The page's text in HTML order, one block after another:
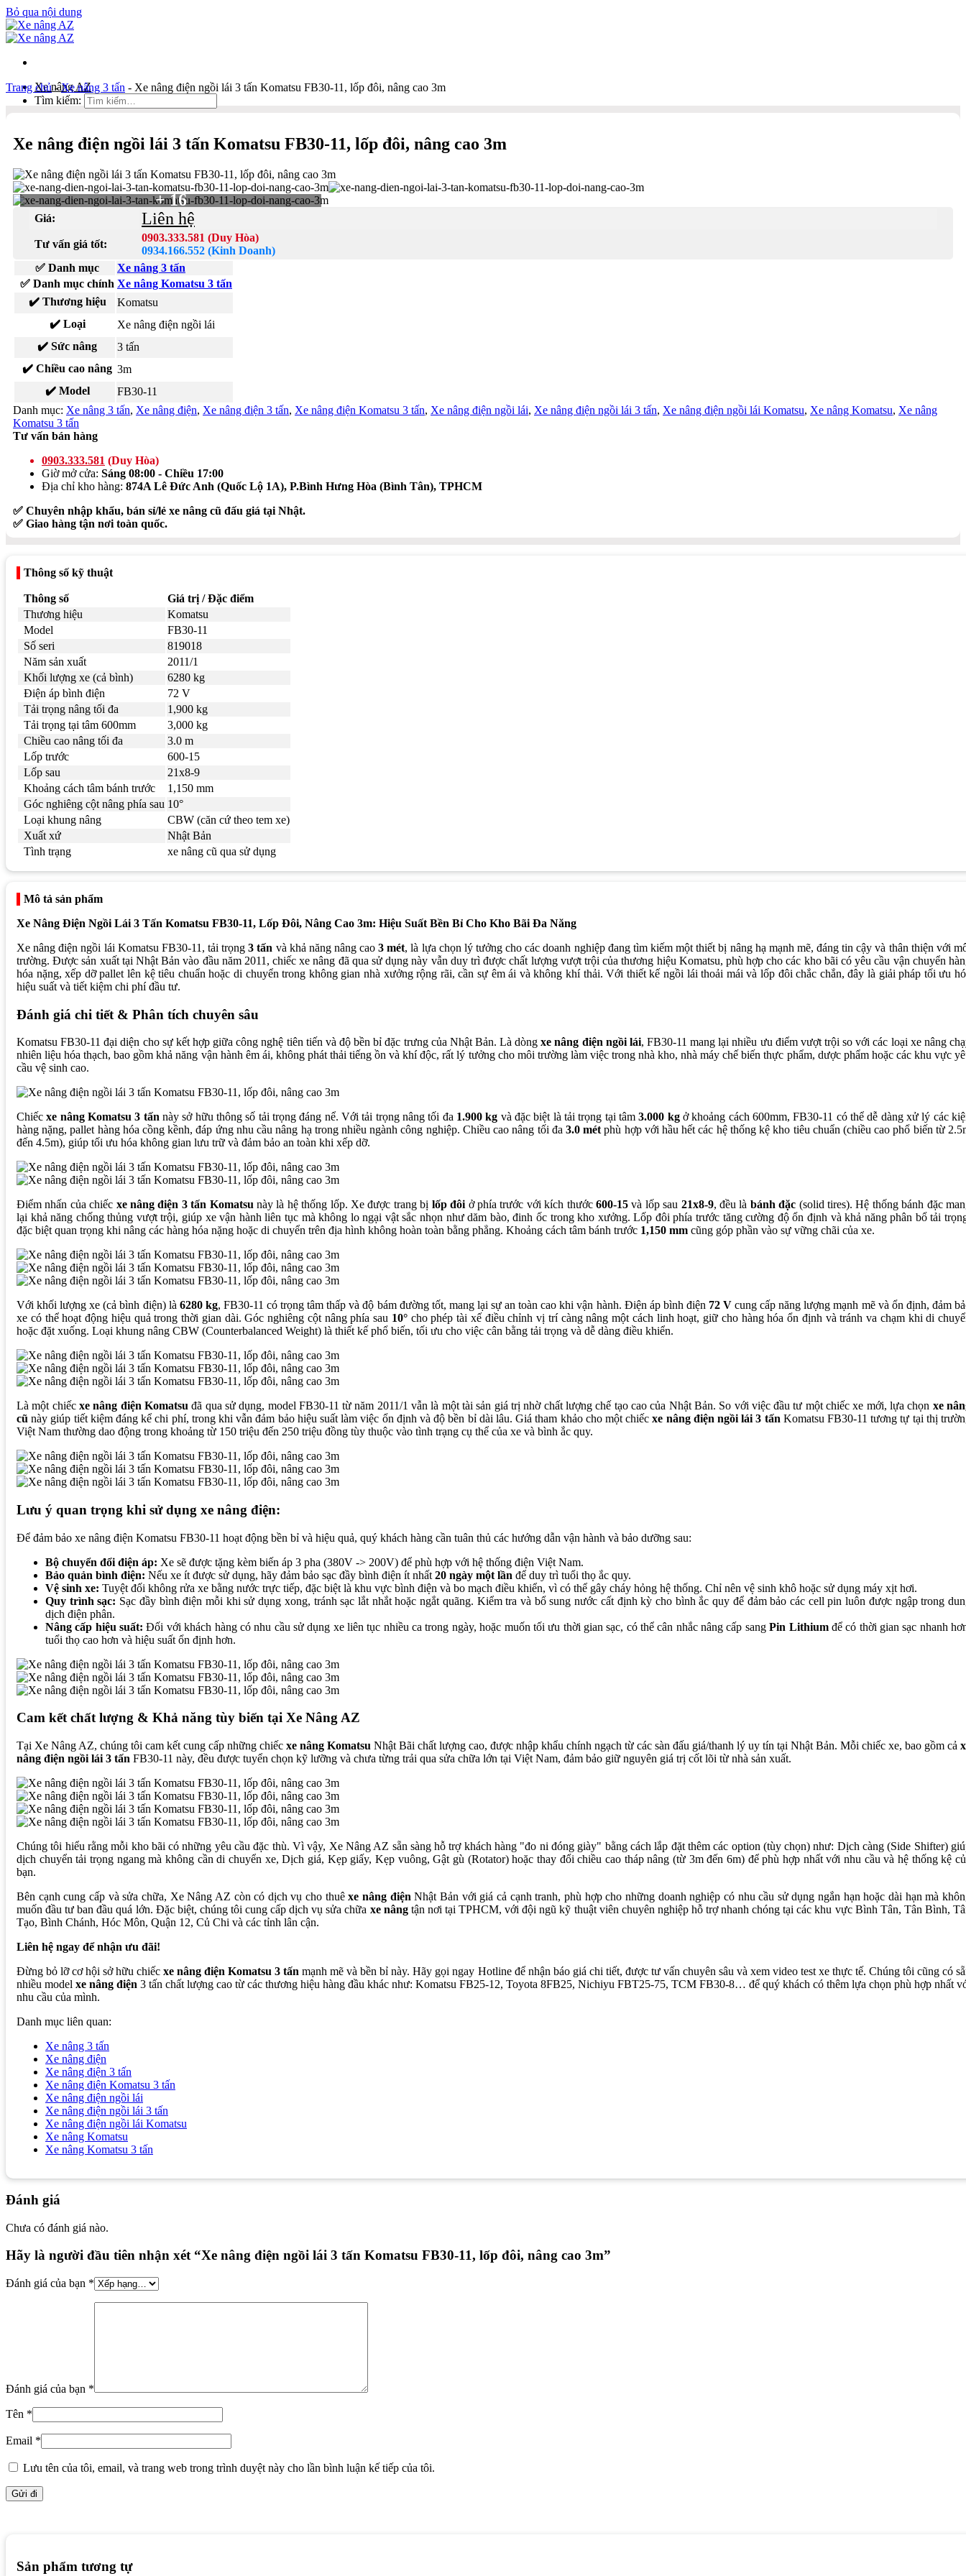
Bỏ qua nội dung
Xe nâng AZ
Tìm kiếm:
Duy Hòa
0903 333 581
Kinh Doanh
0934 166 552
Bản đồ
Liên hệ
Tìm kiếm:
Trang chủ-Xe nâng 3 tấn - Xe nâng điện ngồi lái 3 tấn Komatsu FB30-11, lốp đôi, nâng cao 3m
Xe nâng điện ngồi lái 3 tấn Komatsu FB30-11, lốp đôi, nâng cao 3m
+ 16
Giá: Liên hệ
Tư vấn giá tốt:
0903.333.581 (Duy Hòa)
0934.166.552 (Kinh Doanh)
✅ Danh mục
Xe nâng 3 tấn
✅ Danh mục chính Xe nâng Komatsu 3 tấn
✔️ Thương hiệu
Komatsu
✔️ Loại
Xe nâng điện ngồi lái
✔️ Sức nâng
3 tấn
✔️ Chiều cao nâng 3m
✔️ Model
FB30-11
Danh mục: Xe nâng 3 tấn, Xe nâng điện, Xe nâng điện 3 tấn, Xe nâng điện Komatsu 3 tấn, Xe nâng điện ngồi lái, Xe nâng điện ngồi lái 3 tấn, Xe nâng điện ngồi lái Komatsu, Xe nâng Komatsu, Xe nâng
Komatsu 3 tấn
Tư vấn bán hàng
0903.333.581 (Duy Hòa)
Giờ mở cửa: Sáng 08:00 - Chiều 17:00
Địa chỉ kho hàng: 874A Lê Đức Anh (Quốc Lộ 1A), P.Bình Hưng Hòa (Bình Tân), TPHCM
✅ Chuyên nhập khẩu, bán sỉ/lẻ xe nâng cũ đấu giá tại Nhật.
✅ Giao hàng tận nơi toàn quốc.
Thông số kỹ thuật
Thông số
Giá trị / Đặc điểm
Thương hiệu
Komatsu
Model
FB30-11
Số seri
819018
Năm sản xuất
2011/1
Khối lượng xe (cả bình)
6280 kg
Điện áp bình điện
72 V
Tải trọng nâng tối đa
1,900 kg
Tải trọng tại tâm 600mm
3,000 kg
Chiều cao nâng tối đa
3.0 m
Lốp trước
600-15
Lốp sau
21x8-9
Khoảng cách tâm bánh trước
1,150 mm
Góc nghiêng cột nâng phía sau 10°
Loại khung nâng
CBW (căn cứ theo tem xe)
Xuất xứ
Nhật Bản
Tình trạng
xe nâng cũ qua sử dụng
Mô tả sản phẩm
Xe Nâng Điện Ngồi Lái 3 Tấn Komatsu FB30-11, Lốp Đôi, Nâng Cao 3m: Hiệu Suất Bền Bỉ Cho Kho Bãi Đa Năng
Xe nâng điện ngồi lái Komatsu FB30-11, tải trọng3 tấn và khả năng nâng cao3 mét, là lựa chọn lý tưởng cho các doanh nghiệp đang tìm kiếm một thiết bị nâng hạ mạnh mẽ, đáng tin cậy và thân thiện với
trường. Được sản xuất tại Nhật Bản vào đầu năm 2011, chiếc xe nâng đã qua sử dụng này vẫn duy trì được chất lượng vượt trội của thương hiệu Komatsu, phù hợp cho các kho bãi có yêu cầu vận chuyển
hóa nặng, xếp dỡ pallet lên kệ tiêu chuẩn hoặc di chuyển trong không gian nhà xưởng rộng rãi, cần sự êm ái và không khí thải. Với thiết kế ngồi lái thoải mái và lốp đôi chắc chắn, đây là giải pháp tối ưu
hiệu suất và tiết kiệm chi phí đầu tư.
Đánh giá chi tiết & Phân tích chuyên sâu
Komatsu FB30-11 đại diện cho sự kết hợp giữa công nghệ tiên tiến và độ bền bỉ đặc trưng của Nhật Bản. Là dòngxe nâng điện ngồi lái, FB30-11 mang lại nhiều ưu điểm vượt trội so với các loại xe nâng
nhiên liệu hóa thạch, bao gồm khả năng vận hành êm ái, không phát thải tiếng ồn và khí độc, rất lý tưởng cho môi trường làm việc trong nhà kho, nhà máy chế biến thực phẩm, dược phẩm hoặc các khu vực
cầu vệ sinh cao.
Chiếcxe nâng Komatsu 3 tấn này sở hữu thông số tải trọng đáng nể. Với tải trọng nâng tối đa 1.900 kg và đặc biệt là tải trọng tại tâm3.000 kgở khoảng cách 600mm, FB30-11 có thể dễ dàng xử lý các
hàng nặng, pallet hàng hóa cồng kềnh, đáp ứng nhu cầu nâng hạ trong nhiều ngành công nghiệp. Chiều cao nâng tối đa 3.0 mét phù hợp với hầu hết các hệ thống kệ kho tiêu chuẩn (chiều cao phổ biến từ
đến 4.5m), giúp tối ưu hóa không gian lưu trữ và đảm bảo an toàn khi xếp dỡ.
Điểm nhấn của chiếc xe nâng điện 3 tấn Komatsu này là hệ thống lốp. Xe được trang bị lốp đôi ở phía trước với kích thước 600-15và lốp sau 21x8-9, đều là bánh đặc (solid tires). Hệ thống bánh đặc
lại khả năng chống thủng vượt trội, giúp xe vận hành liên tục mà không lo ngại vật sắc nhọn như dăm bào, đinh ốc trong kho xưởng. Lốp đôi phía trước tăng cường độ ổn định và khả năng phân bổ tải
đặc biệt quan trọng khi nâng các hàng hóa nặng hoặc di chuyển trên địa hình không hoàn toàn bằng phẳng. Khoảng cách tâm bánh trước 1,150 mm cũng góp phần vào sự vững chãi của xe.
Với khối lượng xe (cả bình điện) là 6280 kg, FB30-11 có trọng tâm thấp và độ bám đường tốt, mang lại sự an toàn cao khi vận hành. Điện áp bình điện 72 V cung cấp năng lượng mạnh mẽ và ổn định, đảm
xe có thể hoạt động hiệu quả trong thời gian dài. Góc nghiêng cột nâng phía sau 10°cho phép tài xế điều chỉnh vị trí càng nâng một cách linh hoạt, giữ cho hàng hóa ổn định và tránh va chạm khi di
hoặc đặt xuống. Loại khung nâng CBW (Counterbalanced Weight) là thiết kế phổ biến, tối ưu cho việc cân bằng tải trọng và dễ dàng điều khiển.
Là một chiếc xe nâng điện Komatsu đã qua sử dụng, model FB30-11 từ năm 2011/1 vẫn là một tài sản giá trị nhờ chất lượng chế tạo cao của Nhật Bản. So với việc đầu tư một chiếc xe mới, lựa chọn xe
cũ này giúp tiết kiệm đáng kể chi phí, trong khi vẫn đảm bảo hiệu suất làm việc ổn định và độ bền bỉ dài lâu. Giá tham khảo cho một chiếcxe nâng điện ngồi lái 3 tấn Komatsu FB30-11 tương tự tại thị
Việt Nam thường dao động trong khoảng từ 150 triệu đến 250 triệu đồng tùy thuộc vào tình trạng cụ thể của xe và bình ắc quy.
Lưu ý quan trọng khi sử dụng xe nâng điện:
Để đảm bảo xe nâng điện Komatsu FB30-11 hoạt động bền bỉ và hiệu quả, quý khách hàng cần tuân thủ các hướng dẫn vận hành và bảo dưỡng sau:
Bộ chuyển đổi điện áp: Xe sẽ được tặng kèm biến áp 3 pha (380V -> 200V) để phù hợp với hệ thống điện Việt Nam.
Bảo quản bình điện: Nếu xe ít được sử dụng, hãy đảm bảo sạc đầy bình điện ít nhất 20 ngày một lần để duy trì tuổi thọ ắc quy.
Vệ sinh xe: Tuyệt đối không rửa xe bằng nước trực tiếp, đặc biệt là khu vực bình điện và bo mạch điều khiển, vì có thể gây cháy hỏng hệ thống. Chỉ nên vệ sinh khô hoặc sử dụng máy xịt hơi.
Quy trình sạc: Sạc đầy bình điện mỗi khi sử dụng xong, tránh sạc lắt nhắt hoặc ngắt quãng. Kiểm tra và bổ sung nước cất định kỳ cho bình ắc quy để đảm bảo các cell pin luôn được ngập trong
dịch điện phân.
Nâng cấp hiệu suất: Đối với khách hàng có nhu cầu sử dụng xe liên tục nhiều ca trong ngày, hoặc muốn tối ưu thời gian sạc, có thể cân nhắc nâng cấp sangPin Lithiumđể có thời gian sạc nhanh
tuổi thọ cao hơn và hiệu suất ổn định hơn.
Cam kết chất lượng & Khả năng tùy biến tại Xe Nâng AZ
Tại Xe Nâng AZ, chúng tôi cam kết cung cấp những chiếc xe nâng Komatsu Nhật Bãi chất lượng cao, được nhập khẩu chính ngạch từ các sàn đấu giá/thanh lý uy tín tại Nhật Bản. Mỗi chiếc xe, bao gồm cả
nâng điện ngồi lái 3 tấn FB30-11 này, đều được tuyển chọn kỹ lưỡng và chưa từng trải qua sửa chữa lớn tại Việt Nam, đảm bảo giữ nguyên giá trị cốt lõi từ nhà sản xuất.
Chúng tôi hiểu rằng mỗi kho bãi có những yêu cầu đặc thù. Vì vậy, Xe Nâng AZ sẵn sàng hỗ trợ khách hàng "đo ni đóng giày" bằng cách lắp đặt thêm các option (tùy chọn) như: Dịch càng (Side Shifter)
dịch chuyển tải trọng ngang mà không cần di chuyển xe, Dịch giá, Kẹp giấy, Kẹp vuông, Gật gù (Rotator) hoặc thay đổi chiều cao tháp nâng (từ 3m đến 6m) để phù hợp nhất với nhu cầu và hệ thống kệ
bạn.
Bên cạnh cung cấp và sửa chữa, Xe Nâng AZ còn có dịch vụ cho thuêxe nâng điện Nhật Bản với giá cả cạnh tranh, phù hợp cho những doanh nghiệp có nhu cầu sử dụng ngắn hạn hoặc dài hạn mà
muốn đầu tư ban đầu quá lớn. Đặc biệt, chúng tôi cung cấp dịch vụ sửa chữa xe nângtận nơi tại TPHCM, với đội ngũ kỹ thuật viên chuyên nghiệp hỗ trợ nhanh chóng tại các khu vực Bình Tân, Tân Bình,
Tạo, Bình Chánh, Hóc Môn, Quận 12, Củ Chi và các tỉnh lân cận.
Liên hệ ngay để nhận ưu đãi!
Đừng bỏ lỡ cơ hội sở hữu chiếcxe nâng điện Komatsu 3 tấn mạnh mẽ và bền bỉ này. Hãy gọi ngay Hotline để nhận báo giá chi tiết, được tư vấn chuyên sâu và xem video test xe thực tế. Chúng tôi cũng có
nhiều model xe nâng điện 3 tấn chất lượng cao từ các thương hiệu hàng đầu khác như: Komatsu FB25-12, Toyota 8FB25, Nichiyu FBT25-75, TCM FB30-8… để quý khách có thêm lựa chọn phù hợp nhất
nhu cầu của mình.
Danh mục liên quan:
Xe nâng 3 tấn
Xe nâng điện
Xe nâng điện 3 tấn
Xe nâng điện Komatsu 3 tấn
Xe nâng điện ngồi lái
Xe nâng điện ngồi lái 3 tấn
Xe nâng điện ngồi lái Komatsu
Xe nâng Komatsu
Xe nâng Komatsu 3 tấn
Đánh giá
Chưa có đánh giá nào.
Hãy là người đầu tiên nhận xét “Xe nâng điện ngồi lái 3 tấn Komatsu FB30-11, lốp đôi, nâng cao 3m”
Đánh giá của bạn *
Đánh giá của bạn *
Tên *
Email *
Lưu tên của tôi, email, và trang web trong trình duyệt này cho lần bình luận kế tiếp của tôi.
Sản phẩm tương tự